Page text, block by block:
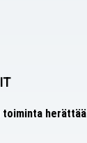
toiminta herättää